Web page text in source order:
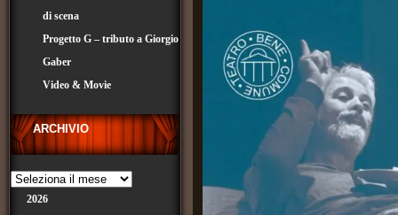
di scena
Progetto G – tributo a Giorgio
Gaber
Video & Movie
ARCHIVIO
2026